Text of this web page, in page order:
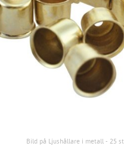
Bild på Ljushållare i metall - 25 st